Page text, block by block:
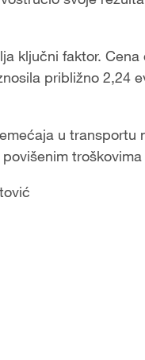
ključni faktor.
približno 2,24
u transportu